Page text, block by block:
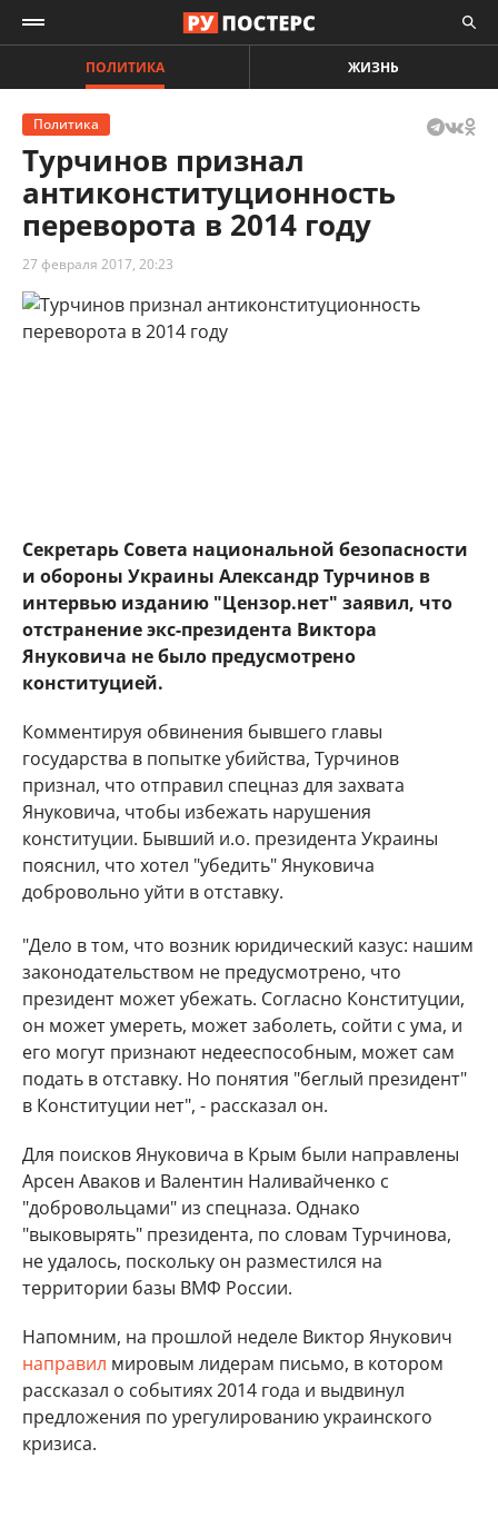
ПОЛИТИКА ЖИЗНЬ
Политика
Турчинов признал
антиконституционность
переворота в 2014 году
27 февраля 2017, 20:23
Секретарь Совета национальной безопасности
и обороны Украины Александр Турчинов в
интервью изданию "Цензор.нет" заявил, что
отстранение экс-президента Виктора
Януковича не было предусмотрено
конституцией.
Комментируя обвинения бывшего главы
государства в попытке убийства, Турчинов
признал, что отправил спецназ для захвата
Януковича, чтобы избежать нарушения
конституции. Бывший и.о. президента Украины
пояснил, что хотел "убедить" Януковича
добровольно уйти в отставку.
"Дело в том, что возник юридический казус: нашим
законодательством не предусмотрено, что
президент может убежать. Согласно Конституции,
он может умереть, может заболеть, сойти с ума, и
его могут признают недееспособным, может сам
подать в отставку. Но понятия "беглый президент"
в Конституции нет", - рассказал он.
Для поисков Януковича в Крым были направлены
Арсен Аваков и Валентин Наливайченко с
"добровольцами" из спецназа. Однако
"выковырять" президента, по словам Турчинова,
не удалось, поскольку он разместился на
территории базы ВМФ России.
Напомним, на прошлой неделе Виктор Янукович
направил мировым лидерам письмо, в котором
рассказал о событиях 2014 года и выдвинул
предложения по урегулированию украинского
кризиса.